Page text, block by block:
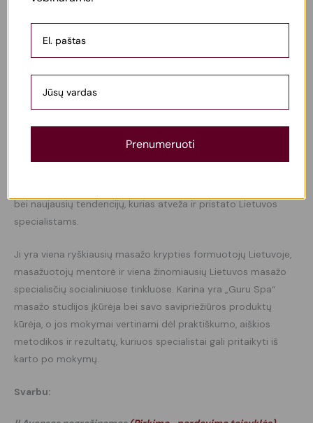
diplomai’
Mokomės vieni ant kitų.
Visos priemonės suteikiamos.
bei naujausių tendencijų, kurias atveža ir pristato Lietuvos
specialistams.
Ji yra viena ryškiausių masažo krypties formuotojų Lietuvoje,
masažuotojų mentorė ir viena žinomiausių Lietuvos masažo
specialisčių socialiniuose tinkluose. Karina yra „Guru Spa“
masažo studijos įkūrėja bei savo savipriežiūros produktų
kūrėja, o jos mokymai vertinami dėl praktiškumo, aiškios
metodikos ir rezultatų, kuriuos specialistai gali pritaikyti iš
karto po mokymų.
Svarbu:
Prenumeruoti